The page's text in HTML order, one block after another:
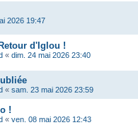
2026 19:47
d'Iglou !
« dim. 24 mai 2026 23:40
« sam. 23 mai 2026 23:59
!
« ven. 08 mai 2026 12:43